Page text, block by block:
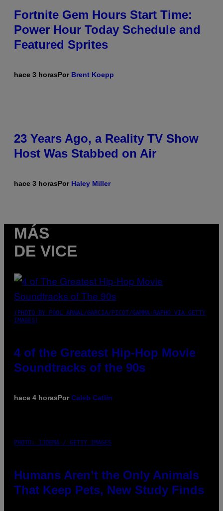
Fortnite Gem Hours Start Time:
Power Hour Today Schedule and
Featured Sprites
hace 3 horasPor Brent Koepp
23 Years Ago, a Reality TV Show
Host Was Stabbed on Air
hace 3 horasPor Haley Miller
MÁS
DE VICE
(PHOTO BY POOL ARNAL/GARCIA/PICOT/GAMMA-RAPHO VIA GETTY
IMAGES)
4 of the Greatest Hip-Hop Movie
Soundtracks of the 90s
hace 4 horasPorCaleb Catlin
PHOTO: IJDEMA / GETTY IMAGES
Humans Aren’t the Only Animals
That Keep Pets, New Study Finds